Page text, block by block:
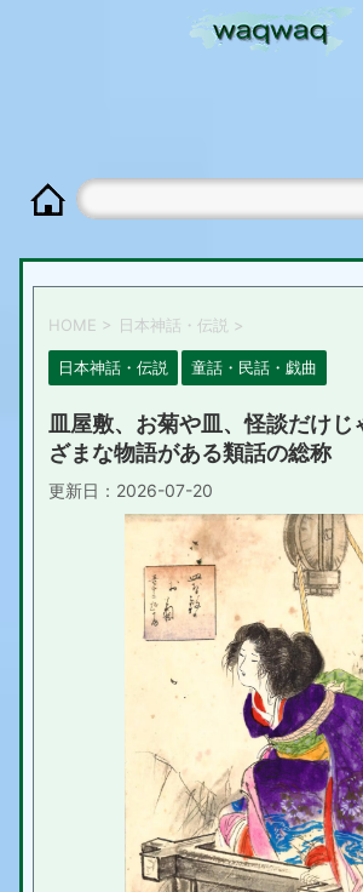
HOME > 日本神話・伝説 >
日本神話・伝説 童話・民話・戯曲
皿屋敷、お菊や皿、怪談だけじ
ざまな物語がある類話の総称
更新日： 2026-07-20